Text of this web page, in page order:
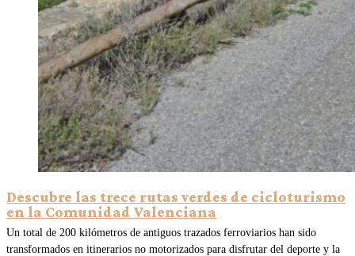
Descubre las trece rutas verdes de cicloturismo
en la Comunidad Valenciana
Un total de 200 kilómetros de antiguos trazados ferroviarios han sido
transformados en itinerarios no motorizados para disfrutar del deporte y la